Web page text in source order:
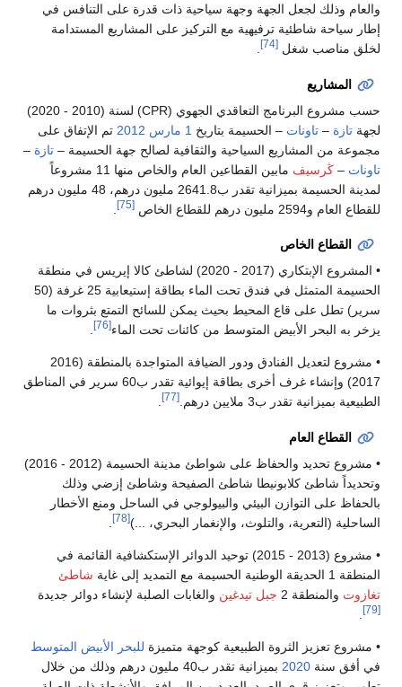
والعام وذلك لجعل الجهة وجهة سياحية ذات قدرة على التنافس في
إطار سياحة شاطئية ترفيهية مع التركيز على المشاريع المستدامة
لخلق مناصب شغل [74]
المشاريع
حسب مشروع البرنامج التعاقدي الجهوي (CPR) لسنة (2010 - 2020)
لجهة تازة – تاونات – الحسيمة بتاريخ 1 مارس 2012 تم الإتفاق على
مجموعة من المشاريع السياحية والثقافية لصالح جهة الحسيمة – تازة –
تاونات – ڭرسيف
مابين القطاعين العام والخاص منها 11 مشروعاً
لمدينة الحسيمة بميزانية تقدر ب2641.8 مليون درهم، 48 مليون درهم
للقطاع العام و2594 مليون درهم للقطاع الخاص
[75]
القطاع الخاص
• المشروع الإبتكاري (2017 - 2020) لشاطئ كالا إيريس في منطقة
الحسيمة المتمثل في فندق تحت الماء بطاقة إستيعابية 25 غرفة (50
سرير) تطل على قاع المحيط بحيث يمكن للسائح التمتع بثروات ما
يزخر به البحر الأبيض المتوسط ​​من كائنات تحت الماء[76]
• مشروع لتعديل الفنادق ودور الضيافة المتواجدة بالمنطقة (2016
2017) وإنشاء غرف أخرى بطاقة إيوائية تقدر ب60 سرير في المناطق
الطبيعية بميزانية تقدر ب3 ملايين درهم.
[77]
القطاع العام
• مشروع تحديد والحفاظ على شواطئ مدينة الحسيمة (2012 - 2016)
وتحديداً شاطئ كلابونيطا شاطئ الصفيحة وشاطئ إزضي وذلك
بالحفاظ على التوازن البيئي والبيولوجي في الساحل ومنع الأخطار
الساحلية (التعرية، والتلوث، والإنغمار البحري، ...)[78]
• مشروع (2013 - 2015) توحيد الدوائر الإستكشافية القائمة في
المنطقة 1 الحديقة الوطنية الحسيمة مع التمديد إلى غاية
شاطئ
تغازوت والمنطقة 2 جبل تيدغين والغابات الصلبة لإنشاء دوائر جديدة
[79]
• مشروع تعزيز الثروة الطبيعية كوجهة متميزة للبحر الأبيض المتوسط
في أفق سنة 2020
بميزانية تقدر ب40 مليون درهم وذلك من خلال